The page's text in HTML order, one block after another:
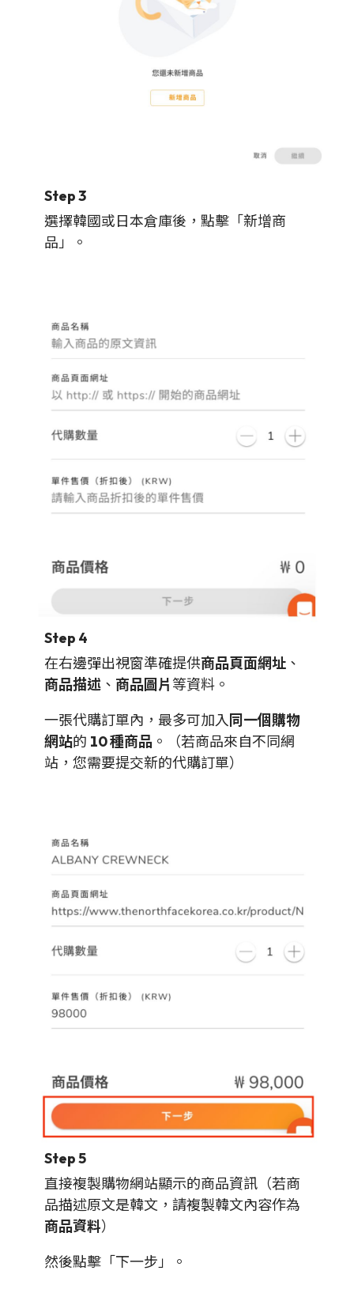
Step 3
選擇韓國或日本倉庫後，點擊「新增商
品」。
Step 4
在右邊彈出視窗準確提供商品頁面網址 、
商品描述 、 商品圖片 等資料。
一張代購訂單內，最多可加入同一個購物
網站的 10 種商品 。（若商品來自不同網
站，您需要提交新的代購訂單）
Step 5
直接複製購物網站顯示的商品資訊（若商
品描述原文是韓文，請複製韓文內容作為
商品資料）
然後點擊「下一步」。